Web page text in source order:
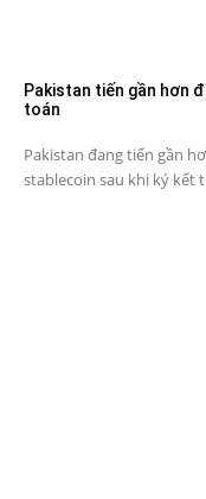
Pakistan tiến gần hơn
toán
Pakistan đang tiến gần
stablecoin sau khi ký kết